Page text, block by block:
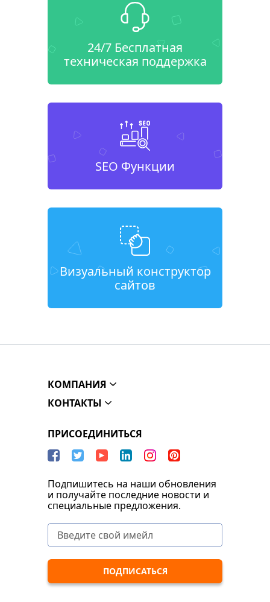
24/7 Бесплатная
техническая поддержка
SEO Функции
Визуальный конструктор
сайтов
КОМПАНИЯ
КОНТАКТЫ
ПРИСОЕДИНИТЬСЯ
Подпишитесь на наши обновления
и получайте последние новости и
специальные предложения.